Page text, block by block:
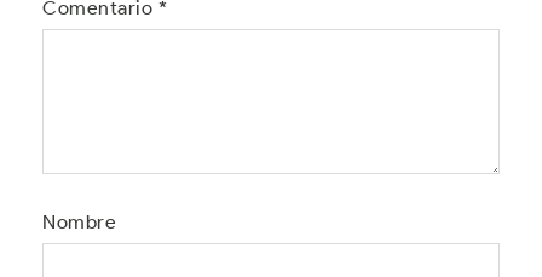
Comentario *
Nombre